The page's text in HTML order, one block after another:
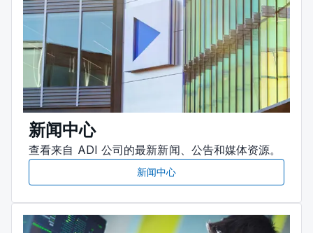
新闻中心
查看来自 ADI 公司的最新新闻、公告和媒体资源。
新闻中心